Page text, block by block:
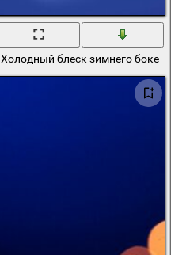
Холодный блеск зимнего боке